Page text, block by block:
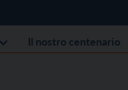
Il nostro centenario